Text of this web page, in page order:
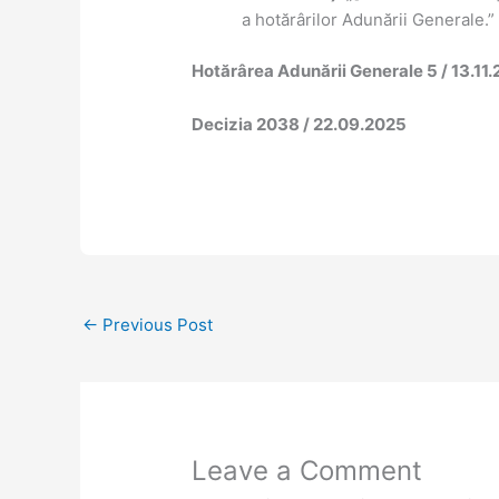
a hotărârilor Adunării Generale.”
Hotărârea Adunării Generale 5 /
Decizia 2038 / 22.09.2025
← Previous Post
Leave a Comment